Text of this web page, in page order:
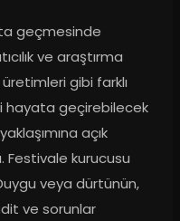
geçmesinde
ve araştırma
gibi farklı
hayata geçirebilecek
açık
Festivale kurucusu
veya dürtünün,
ve sorunlar